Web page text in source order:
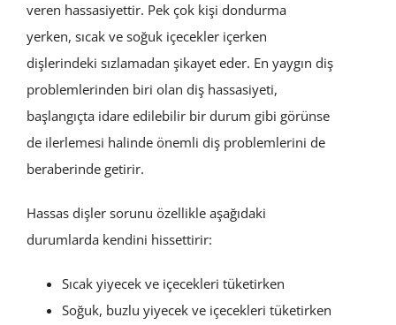
veren hassasiyettir. Pek çok kişi dondurma
yerken, sıcak ve soğuk içecekler içerken
dişlerindeki sızlamadan şikayet eder. En yaygın diş
problemlerinden biri olan diş hassasiyeti,
başlangıçta idare edilebilir bir durum gibi görünse
de ilerlemesi halinde önemli diş problemlerini de
beraberinde getirir.
Hassas dişler sorunu özellikle aşağıdaki
durumlarda kendini hissettirir:
Sıcak yiyecek ve içecekleri tüketirken
Soğuk, buzlu yiyecek ve içecekleri tüketirken